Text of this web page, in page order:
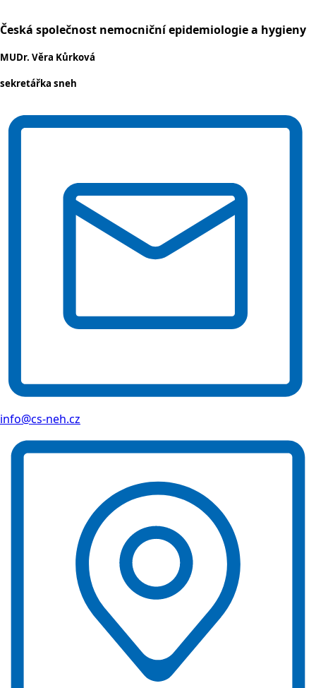
Česká společnost nemocniční epidemiologie a hygieny
MUDr. Věra Kůrková
sekretářka sneh
info@cs-neh.cz